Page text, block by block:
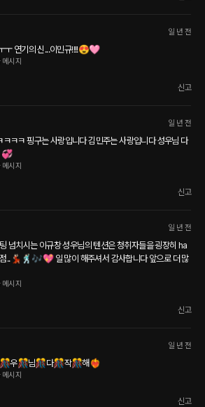
일 년 전
ㅜ 연기의 신...이민규!!!!😍🩷
메시지
신고
일 년 전
ㅋㅋ 핑구는 사랑입니다 김민주는 사랑입니다 성우님 다
시지
신고
일 년 전
넘치시는 이규창 성우님의 텐션은 청취자들을 굉장히 ha
..💃🏻🕺🏻🎶💖 일 많이 해주셔서 감사합니다 앞으로 더 많
메시지
신고
일 년 전
우🎊님🎊다🎊작🎊해❤️‍🔥
시지
신고